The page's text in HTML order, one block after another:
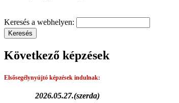
Keresés a webhelyen:
Következő képzések
Elsősegélynyújtó képzések indulnak:
2026.05.27.(szerda)